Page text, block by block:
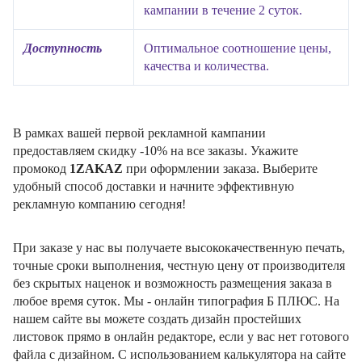
кампании в течение 2 суток.
Доступность
Оптимальное соотношение цены,
качества и количества.
В рамках вашей первой рекламной кампании
предоставляем скидку -10% на все заказы. Укажите
промокод 1ZAKAZ при оформлении заказа. Выберите
удобный способ доставки и начните эффективную
рекламную компанию сегодня!
При заказе у нас вы получаете высококачественную печать,
точные сроки выполнения, честную цену от производителя
без скрытых наценок и возможность размещения заказа в
любое время суток. Мы - онлайн типография Б ПЛЮС. На
нашем сайте вы можете создать дизайн простейших
листовок прямо в онлайн редакторе, если у вас нет готового
файла с дизайном. С использованием калькулятора на сайте